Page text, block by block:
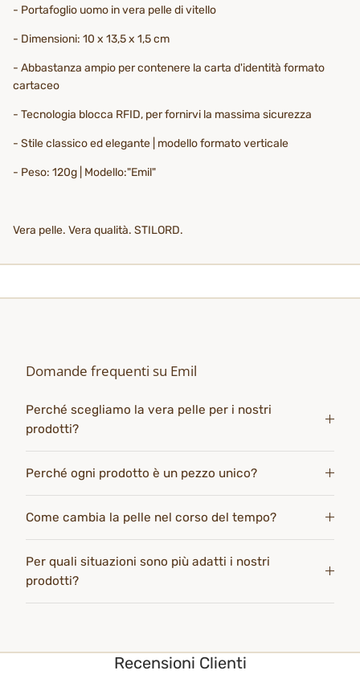
- Portafoglio uomo in vera pelle di vitello
- Dimensioni: 10 x 13,5 x 1,5 cm
- Abbastanza ampio per contenere la carta d'identità formato
cartaceo
- Tecnologia blocca RFID, per fornirvi la massima sicurezza
- Stile classico ed elegante | modello formato verticale
- Peso: 120g | Modello:"Emil"
Vera pelle. Vera qualità. STILORD.
Domande frequenti su Emil
Perché scegliamo la vera pelle per i nostri
prodotti?
Perché ogni prodotto è un pezzo unico?
Come cambia la pelle nel corso del tempo?
Per quali situazioni sono più adatti i nostri
prodotti?
Recensioni Clienti